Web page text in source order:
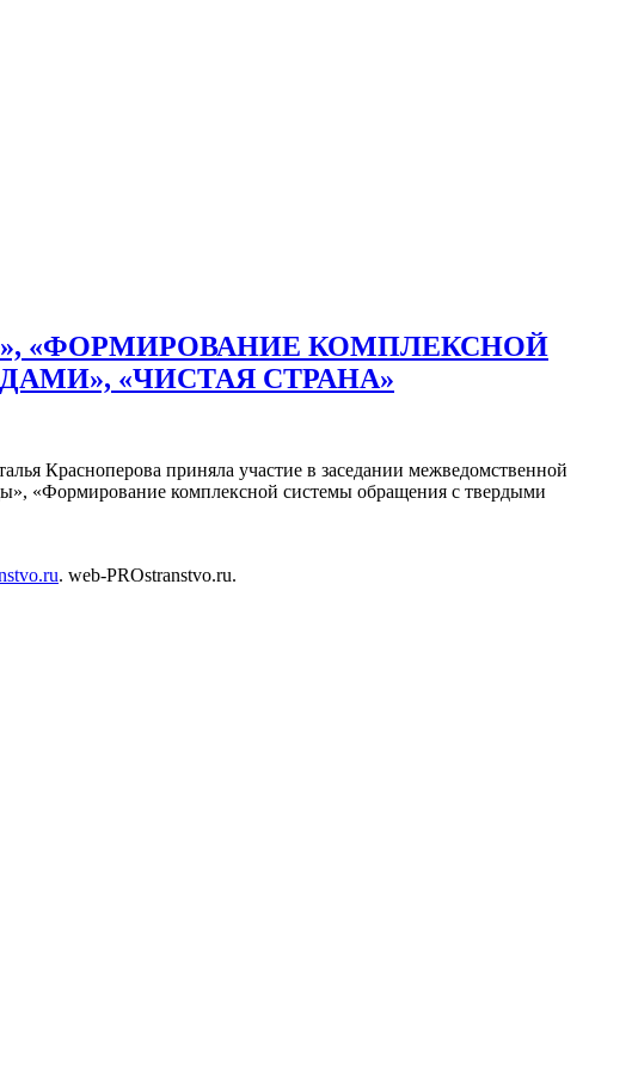
«ФОРМИРОВАНИЕ КОМПЛЕКСНОЙ
«ЧИСТАЯ СТРАНА»
Красноперова приняла участие в заседании межведомственной
«Формирование комплексной системы обращения с твердыми
. web-PROstranstvo.ru.